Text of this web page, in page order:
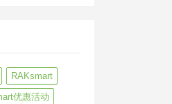
RAKsmart
优惠活动